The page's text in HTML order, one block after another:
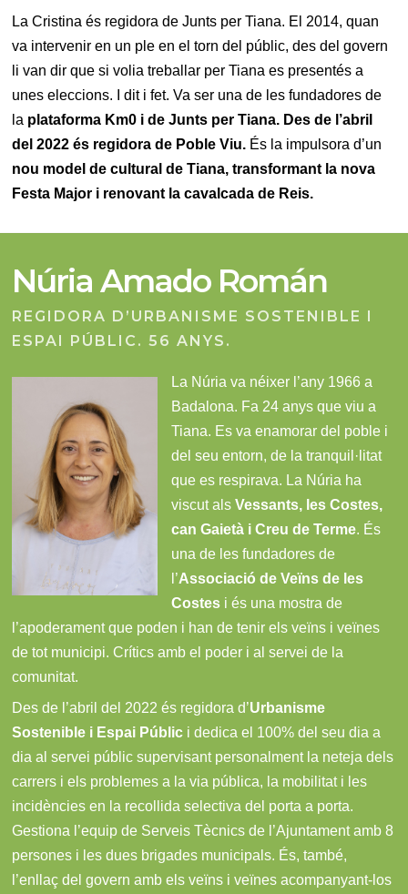
La Cristina és regidora de Junts per Tiana. El 2014, quan
va intervenir en un ple en el torn del públic, des del govern
li van dir que si volia treballar per Tiana es presentés a
unes eleccions. I dit i fet. Va ser una de les fundadores de
la plataforma Km0 i de Junts per Tiana. Des de l’abril
del 2022 és regidora de Poble Viu. És la impulsora d’un
nou model de cultural de Tiana, transformant la nova
Festa Major i renovant la cavalcada de Reis.
Núria Amado Román
REGIDORA D’URBANISME SOSTENIBLE I
ESPAI PÚBLIC. 56 ANYS.
La Núria va néixer l’any 1966 a
Badalona. Fa 24 anys que viu a
Tiana. Es va enamorar del poble i
del seu entorn, de la tranquil·litat
que es respirava. La Núria ha
viscut alsVessants, les Costes,
can Gaietà i Creu de Terme. És
una de les fundadores de
l’Associació de Veïns de les
Costes i és una mostra de
l’apoderament que poden i han de tenir els veïns i veïnes
de tot municipi. Crítics amb el poder i al servei de la
comunitat.
Des de l’abril del 2022 és regidora d’Urbanisme
Sostenible i Espai Públic i dedica el 100% del seu dia a
dia al servei públic supervisant personalment la neteja dels
carrers i els problemes a la via pública, la mobilitat i les
incidències en la recollida selectiva del porta a porta.
Gestiona l’equip de Serveis Tècnics de l’Ajuntament amb 8
persones i les dues brigades municipals. És, també,
l’enllaç del govern amb els veïns i veïnes acompanyant-los